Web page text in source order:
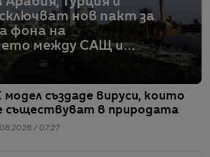
нов пакт за
фона на
между САЩ и
модел създаде вируси, които
съществуват в природата
/ 07:27